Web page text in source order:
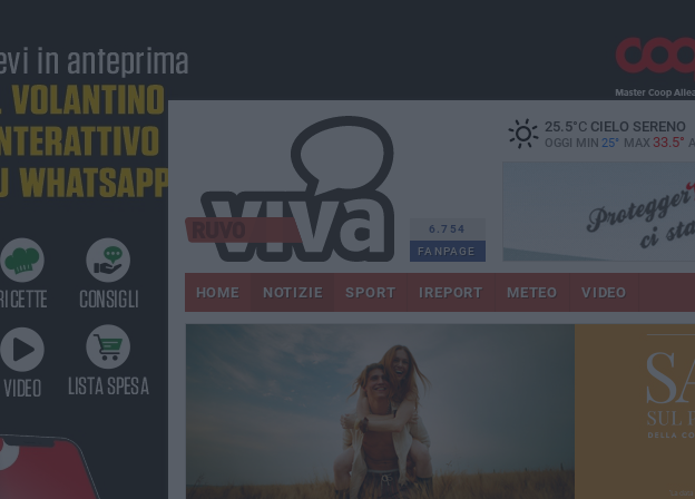
6.754
FANPAGE
25.5°CCIELO SERENO
OGGI MIN 25° MAX 33.5° A
HOME NOTIZIE SPORT IREPORT METEO VIDEO